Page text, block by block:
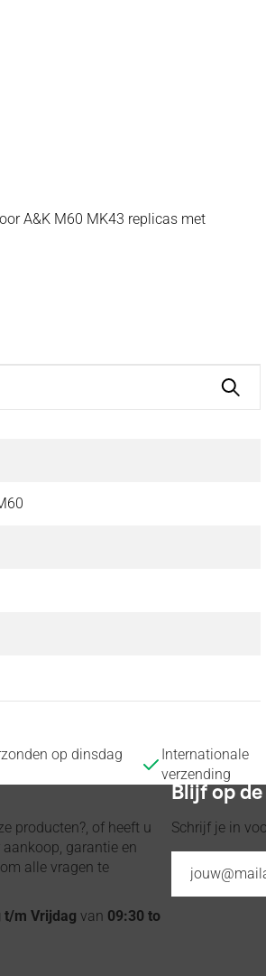
A&K M60 MK43 replicas met
op dinsdag
Internationale
verzending
producten?, of heeft u
garantie en
alle vragen te
t/m Vrijdag van 09:30 to
Blijf op
Schrijf je in